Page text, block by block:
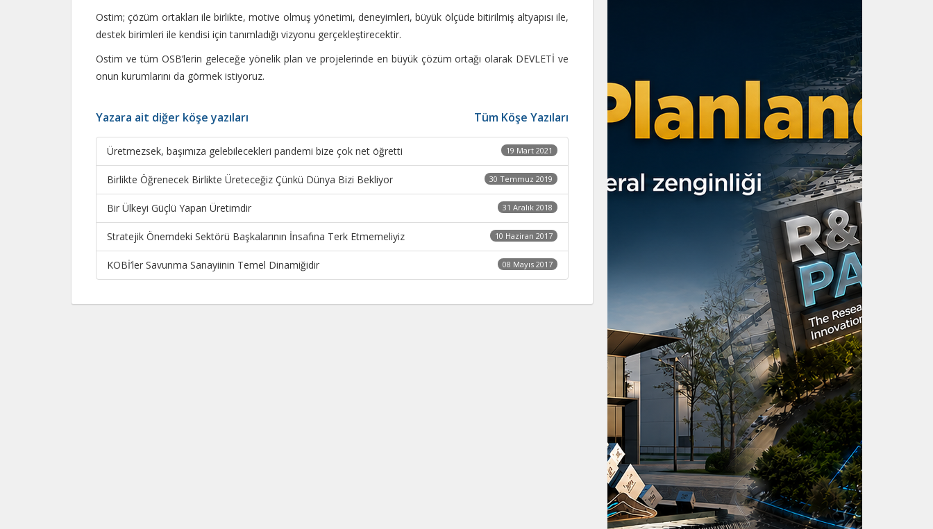
Ostim; çözüm ortakları ile birlikte, motive olmuş yönetimi, deneyimleri, büyük ölçüde bitirilmiş altyapısı ile,
destek birimleri ile kendisi için tanımladığı vizyonu gerçekleştirecektir.
Ostim ve tüm OSB’lerin geleceğe yönelik plan ve projelerinde en büyük çözüm ortağı olarak DEVLETİ ve
onun kurumlarını da görmek istiyoruz.
Yazara ait diğer köşe yazıları Tüm Köşe Yazıları
Üretmezsek, başımıza gelebilecekleri pandemi bize çok net öğretti 19 Mart 2021
Birlikte Öğrenecek Birlikte Üreteceğiz Çünkü Dünya Bizi Bekliyor 30 Temmuz 2019
Bir Ülkeyi Güçlü Yapan Üretimdir 31 Aralık 2018
Stratejik Önemdeki Sektörü Başkalarının İnsafına Terk Etmemeliyiz 10 Haziran 2017
KOBİ’ler Savunma Sanayiinin Temel Dinamiğidir 08 Mayıs 2017